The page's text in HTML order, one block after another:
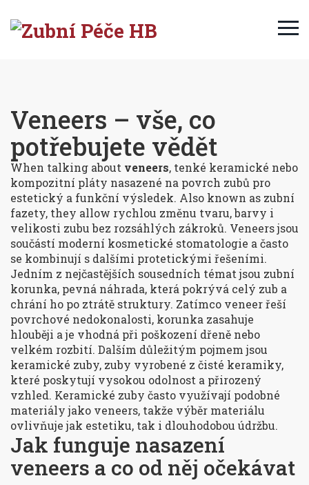
Veneers – vše, co
potřebujete vědět
When talking about veneers, tenké keramické nebo
kompozitní pláty nasazené na povrch zubů pro
estetický a funkční výsledek. Also known as zubní
fazety, they allow rychlou změnu tvaru, barvy i
velikosti zubu bez rozsáhlých zákroků. Veneers jsou
součástí moderní kosmetické stomatologie a často
se kombinují s dalšími protetickými řešeními.
Jedním z nejčastějších sousedních témat jsou z​ubní
korunka, pevná náhrada, která pokrývá celý zub a
chrání ho po ztrátě struktury. Zatímco veneer řeší
povrchové nedokonalosti, korunka zasahuje
hlouběji a je vhodná při poškození dřeně nebo
velkém rozbití. Dalším důležitým pojmem jsou
keramické zuby, zuby vyrobené z čisté keramiky,
které poskytují vysokou odolnost a přirozený
vzhled. Keramické zuby často využívají podobné
materiály jako veneers, takže výběr materiálu
ovlivňuje jak estetiku, tak i dlouhodobou údržbu.
Jak funguje nasazení
veneers a co od něj očekávat